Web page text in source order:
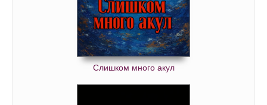
Слишком много акул